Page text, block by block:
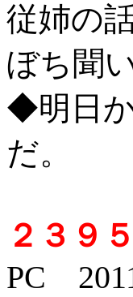
従姉の
ぼち聞
◆明日
だ。
２３９
PC